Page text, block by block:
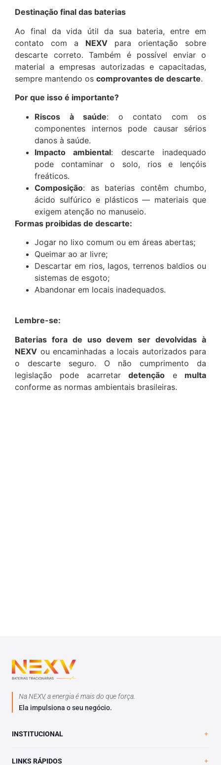
Destinação final das baterias
Ao final da vida útil da sua bateria, entre em
contato com a NEXV para orientação sobre
descarte correto. Também é possível enviar o
material a empresas autorizadas e capacitadas,
sempre mantendo os comprovantes de descarte.
Por que isso é importante?
Riscos à saúde: o contato com os
componentes internos pode causar sérios
danos à saúde.
Impacto ambiental: descarte inadequado
pode contaminar o solo, rios e lençóis
freáticos.
Composição: as baterias contêm chumbo,
ácido sulfúrico e plásticos — materiais que
exigem atenção no manuseio.
Formas proibidas de descarte:
Jogar no lixo comum ou em áreas abertas;
Queimar ao ar livre;
Descartar em rios, lagos, terrenos baldios ou
sistemas de esgoto;
Abandonar em locais inadequados.
Lembre-se:
Baterias fora de uso devem ser devolvidas à
NEXV ou encaminhadas a locais autorizados para
o descarte seguro. O não cumprimento da
legislação pode acarretardetenção e multa
conforme as normas ambientais brasileiras.
Na NEXV, a energia é mais do que força.
Ela impulsiona o seu negócio.
INSTITUCIONAL
LINKS RÁPIDOS